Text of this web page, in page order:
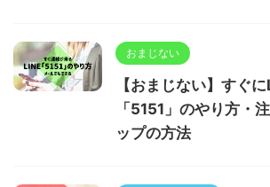
おまじない
【おまじない】すぐ
「5151」のやり方・
ップの方法